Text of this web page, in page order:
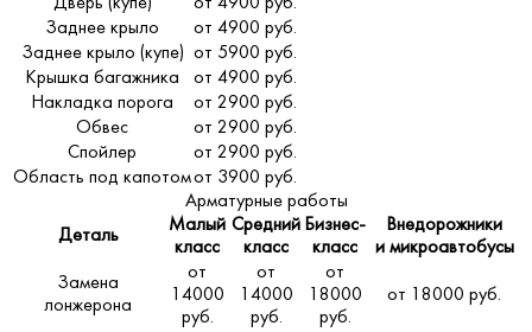
Дверь (купе)
от 4900 руб.
Заднее крыло
от 4900 руб.
Заднее крыло (купе) от 5900 руб.
Крышка багажника
от 4900 руб.
Накладка порога
от 2900 руб.
Обвес
от 2900 руб.
Спойлер
от 2900 руб.
Область под капотомот 3900 руб.
Арматурные работы
Деталь
Малый
класс
Средний
класс
Бизнес-
класс
Внедорожники
и микроавтобусы
Замена
лонжерона
от
14000
руб.
от
14000
руб.
от
18000
руб.
от 18000 руб.